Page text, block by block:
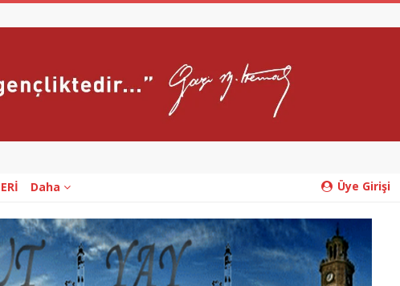
Üye Girişi
Daha